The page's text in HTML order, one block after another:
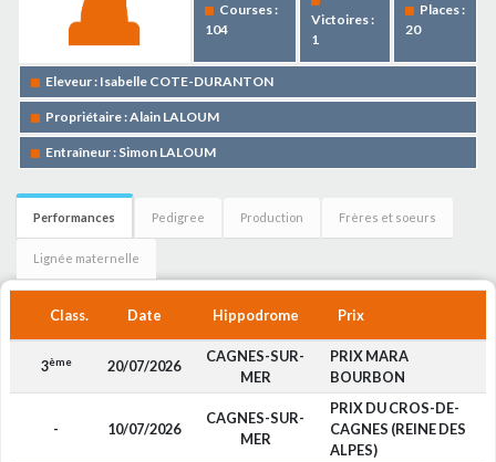
Courses :
104
Victoires :
1
Places :
20
Eleveur : Isabelle COTE-DURANTON
Propriétaire : Alain LALOUM
Entraîneur : Simon LALOUM
Performances Pedigree Production Frères et soeurs
Lignée maternelle
Class. Date Hippodrome Prix
3ème 20/07/2026
CAGNES-SUR-
MER
PRIX MARA
BOURBON
- 10/07/2026
CAGNES-SUR-
MER
PRIX DU CROS-DE-
CAGNES (REINE DES
ALPES)